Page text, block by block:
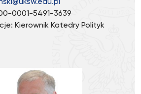
0001-5491-3639
Kierownik Katedry Polityk